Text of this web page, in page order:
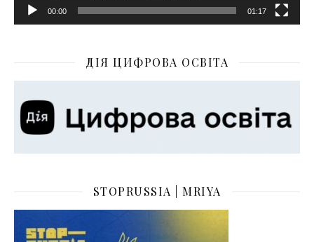
00:00 01:17
ДІЯ ЦИФРОВА ОСВІТА
STOPRUSSIA | MRIYA